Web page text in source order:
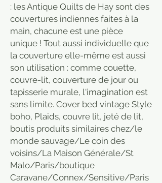
: les Antique Quilts de Hay sont des
couvertures indiennes faites à la
main, chacune est une pièce
unique ! Tout aussi individuelle que
la couverture elle-même est aussi
son utilisation : comme couette,
couvre-lit, couverture de jour ou
tapisserie murale, l'imagination est
sans limite. Cover bed vintage Style
boho, Plaids, couvre lit, jeté de lit,
boutis produits similaires chez/le
monde sauvage/Le coin des
voisins/La Maison Générale/St
Malo/Paris/boutique
Caravane/Connex/Sensitive/Paris